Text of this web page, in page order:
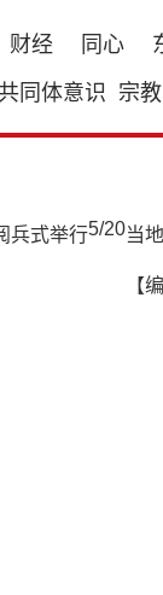
财经 同心
同体意识 宗教
5/20当
【